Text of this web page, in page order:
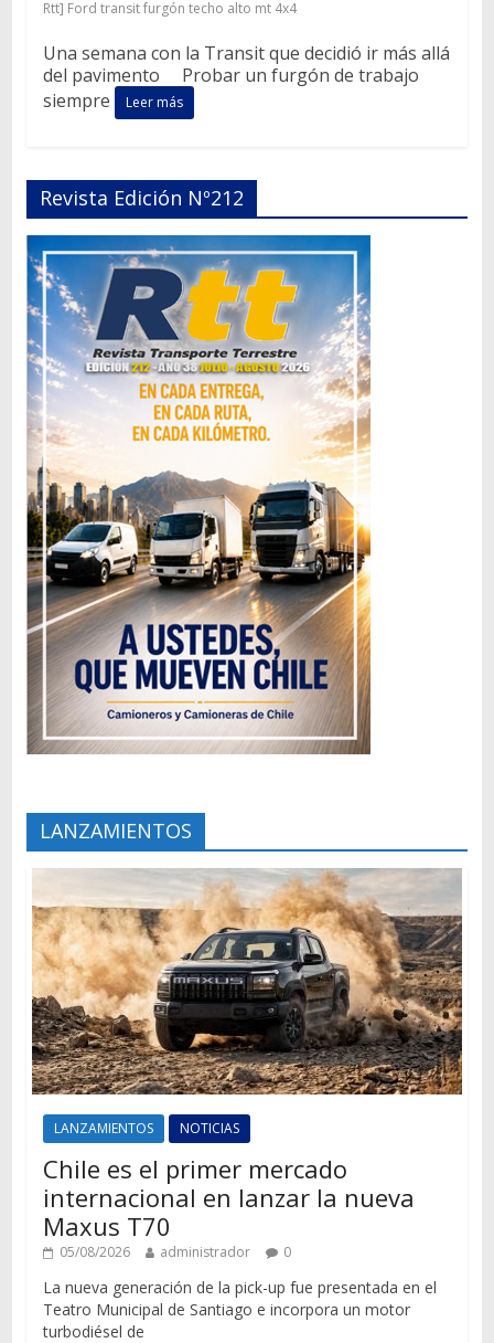
Rtt] Ford transit furgón techo alto mt 4x4
Una semana con la Transit que decidió ir más allá
del pavimento Probar un furgón de trabajo
siempre
Leer más
Revista Edición Nº212
LANZAMIENTOS
LANZAMIENTOS NOTICIAS
Chile es el primer mercado
internacional en lanzar la nueva
Maxus T70
05/08/2026 administrador 0
La nueva generación de la pick-up fue presentada en el
Teatro Municipal de Santiago e incorpora un motor
turbodiésel de